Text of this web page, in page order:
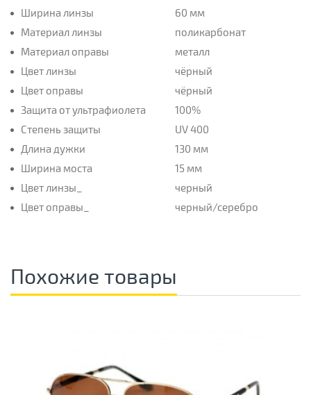
Ширина линзы
60 мм
Материал линзы
поликарбонат
Материал оправы
металл
Цвет линзы
чёрный
Цвет оправы
чёрный
Защита от ультрафиолета
100%
Степень защиты
UV 400
Длина дужки
130 мм
Ширина моста
15 мм
Цвет линзы_
черный
Цвет оправы_
черный/серебро
Похожие товары